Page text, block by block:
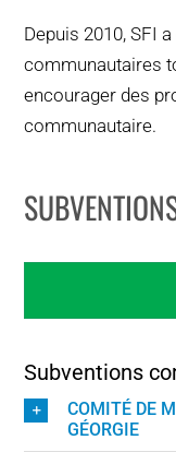
Depuis 2010, SFI
communautaires
encourager des
communautaire.
Subventions
COMITÉ DE
GÉORGIE